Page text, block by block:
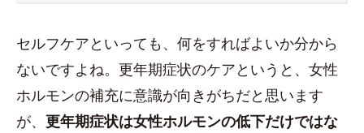
セルフケアといっても、何をすればよいか分から
ないですよね。更年期症状のケアというと、女性
ホルモンの補充に意識が向きがちだと思います
が、 更年期症状は女性ホルモンの低下だけではな